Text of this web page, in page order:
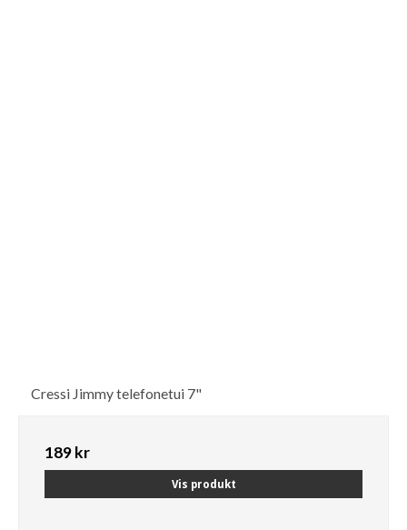
Cressi Jimmy telefonetui 7"
189 kr
Vis produkt